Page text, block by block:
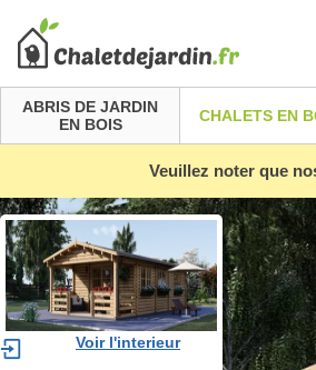
ABRIS DE JARDIN
EN BOIS
CHALETS EN
Veuillez noter que
Voir l'interieur